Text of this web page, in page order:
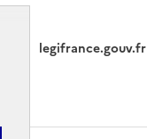
legifrance.gouv.fr